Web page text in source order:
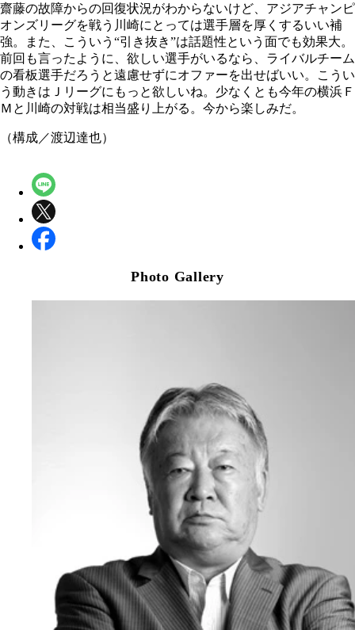
齋藤の故障からの回復状況がわからないけど、アジアチャンピ
オンズリーグを戦う川崎にとっては選手層を厚くするいい補
強。また、こういう“引き抜き”は話題性という面でも効果大。
前回も言ったように、欲しい選手がいるなら、ライバルチーム
の看板選手だろうと遠慮せずにオファーを出せばいい。こうい
う動きはＪリーグにもっと欲しいね。少なくとも今年の横浜Ｆ
Ｍと川崎の対戦は相当盛り上がる。今から楽しみだ。
（構成／渡辺達也）
Photo Gallery